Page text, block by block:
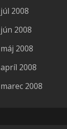
júl 2008
jún 2008
máj 2008
apríl 2008
marec 2008